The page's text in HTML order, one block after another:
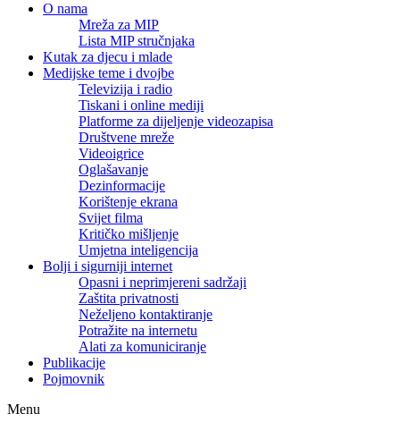
O nama
Mreža za MIP
Lista MIP stručnjaka
Kutak za djecu i mlade
Medijske teme i dvojbe
Televizija i radio
Tiskani i online mediji
Platforme za dijeljenje videozapisa
Društvene mreže
Videoigrice
Oglašavanje
Dezinformacije
Korištenje ekrana
Svijet filma
Kritičko mišljenje
Umjetna inteligencija
Bolji i sigurniji internet
Opasni i neprimjereni sadržaji
Zaštita privatnosti
Neželjeno kontaktiranje
Potražite na internetu
Alati za komuniciranje
Publikacije
Pojmovnik
Menu